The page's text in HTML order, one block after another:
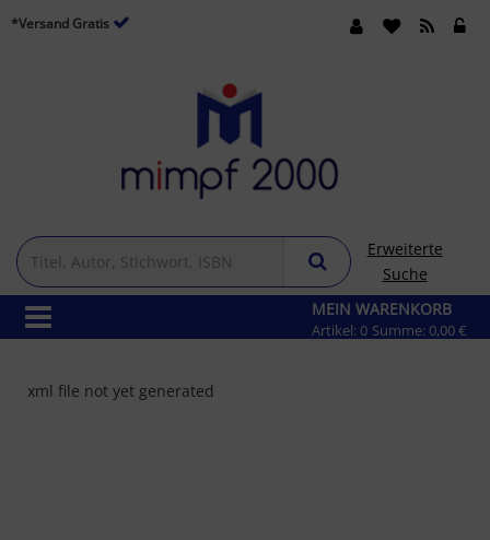
*Versand Gratis
Erweiterte
Suche
MEIN WARENKORB
Artikel: 0 Summe: 0,00 €
xml file not yet generated